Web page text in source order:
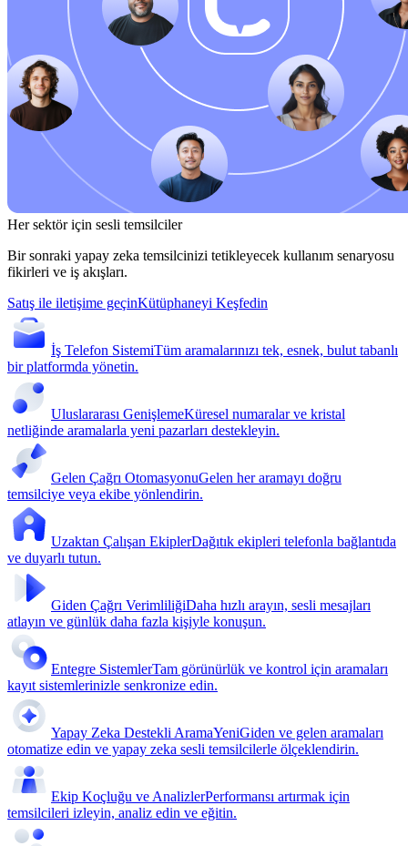
Her sektör için sesli temsilciler
Bir sonraki yapay zeka temsilcinizi tetikleyecek kullanım senaryosu
fikirleri ve iş akışları.
Satış ile iletişime geçinKütüphaneyi Keşfedin
İş Telefon SistemiTüm aramalarınızı tek, esnek, bulut tabanlı
bir platformda yönetin.
Uluslararası GenişlemeKüresel numaralar ve kristal
netliğinde aramalarla yeni pazarları destekleyin.
Gelen Çağrı OtomasyonuGelen her aramayı doğru
temsilciye veya ekibe yönlendirin.
Uzaktan Çalışan EkiplerDağıtık ekipleri telefonla bağlantıda
ve duyarlı tutun.
Giden Çağrı VerimliliğiDaha hızlı arayın, sesli mesajları
atlayın ve günlük daha fazla kişiyle konuşun.
Entegre SistemlerTam görünürlük ve kontrol için aramaları
kayıt sistemlerinizle senkronize edin.
Yapay Zeka Destekli AramaYeniGiden ve gelen aramaları
otomatize edin ve yapay zeka sesli temsilcilerle ölçeklendirin.
Ekip Koçluğu ve AnalizlerPerformansı artırmak için
temsilcileri izleyin, analiz edin ve eğitin.